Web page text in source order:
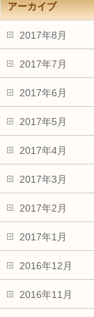
アーカイブ
2017年8月
2017年7月
2017年6月
2017年5月
2017年4月
2017年3月
2017年2月
2017年1月
2016年12月
2016年11月